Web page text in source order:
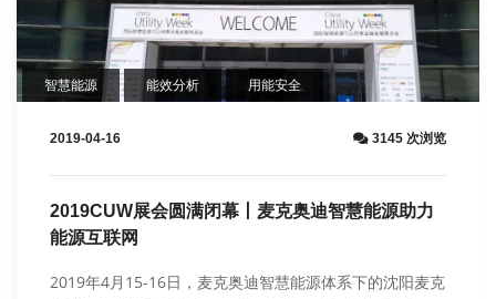
智慧能源 能效分析 用能安全
2019-04-16 3145 次浏览
2019CUW展会圆满闭幕丨麦克奥迪智慧能源助力
能源互联网
2019年4月15-16日，麦克奥迪智慧能源体系下的沈阳麦克